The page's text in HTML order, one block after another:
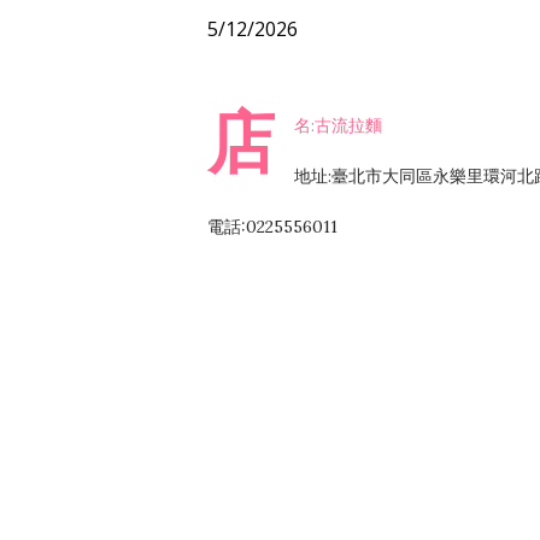
5/12/2026
店 名:古流拉麵
地址:臺北市大同區永樂里環河北
電話:0225556011